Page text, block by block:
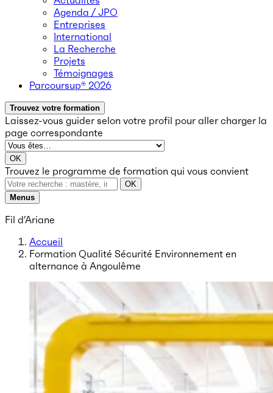
Agenda / JPO
Entreprises
International
La Recherche
Projets
Témoignages
Parcoursup® 2026
Trouvez votre formation
Laissez-vous guider selon votre profil pour aller charger la
page correspondante
OK
Trouvez le programme de formation qui vous convient
OK
Menus
Fil d’Ariane
Accueil
Formation Qualité Sécurité Environnement en
alternance à Angoulême